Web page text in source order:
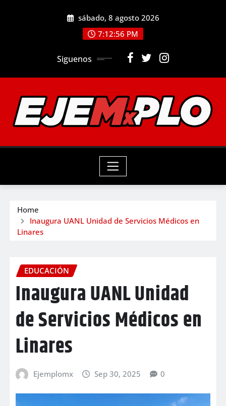
sábado, 8 agosto 2026
7:12:57 PM
Siguenos
Home
Inaugura UANL Unidad de Servicios Médicos en
Linares
EDUCACIÓN
Inaugura UANL Unidad
de Servicios Médicos en
Linares
Ejemplomx Sep 30, 2025 0